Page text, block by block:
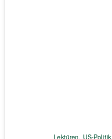
Lektüren, US-Politik